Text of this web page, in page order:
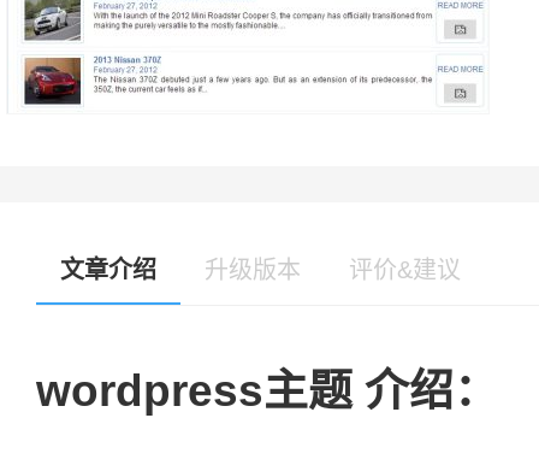
文章介绍 升级版本 评价&建议
wordpress主题 介绍：